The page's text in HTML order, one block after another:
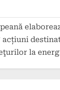
acțiuni
la